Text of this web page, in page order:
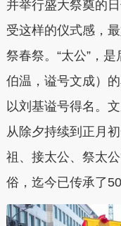
并举行盛大祭奠的
受这样的仪式感，
祭春祭。“太公”，
伯温，谥号文成）
以刘基谥号得名。
从除夕持续到正月
祖、接太公、祭太
俗，迄今已传承了